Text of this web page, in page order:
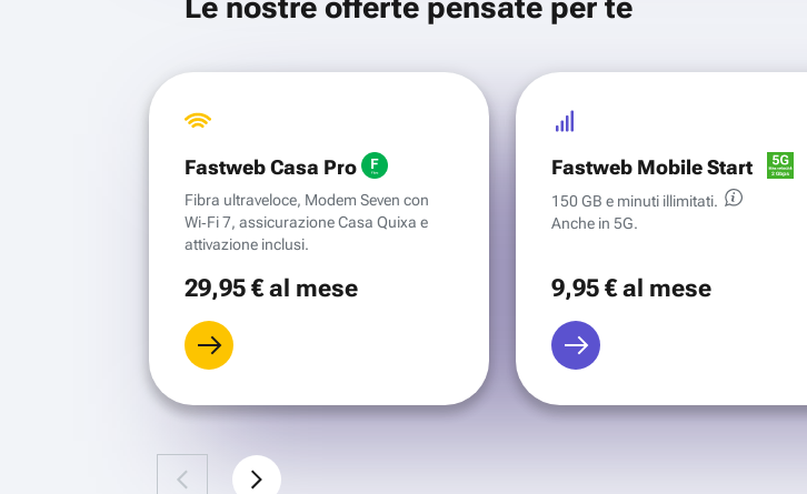
Fastweb Casa Pro
Fibra ultraveloce, Modem Seven con
Wi‑Fi 7, assicurazione Casa Quixa e
attivazione inclusi.
29,95 €al mese
Fastweb Mobile Start
150 GB e minuti illimitati.
Anche in 5G.
9,95 €al mese